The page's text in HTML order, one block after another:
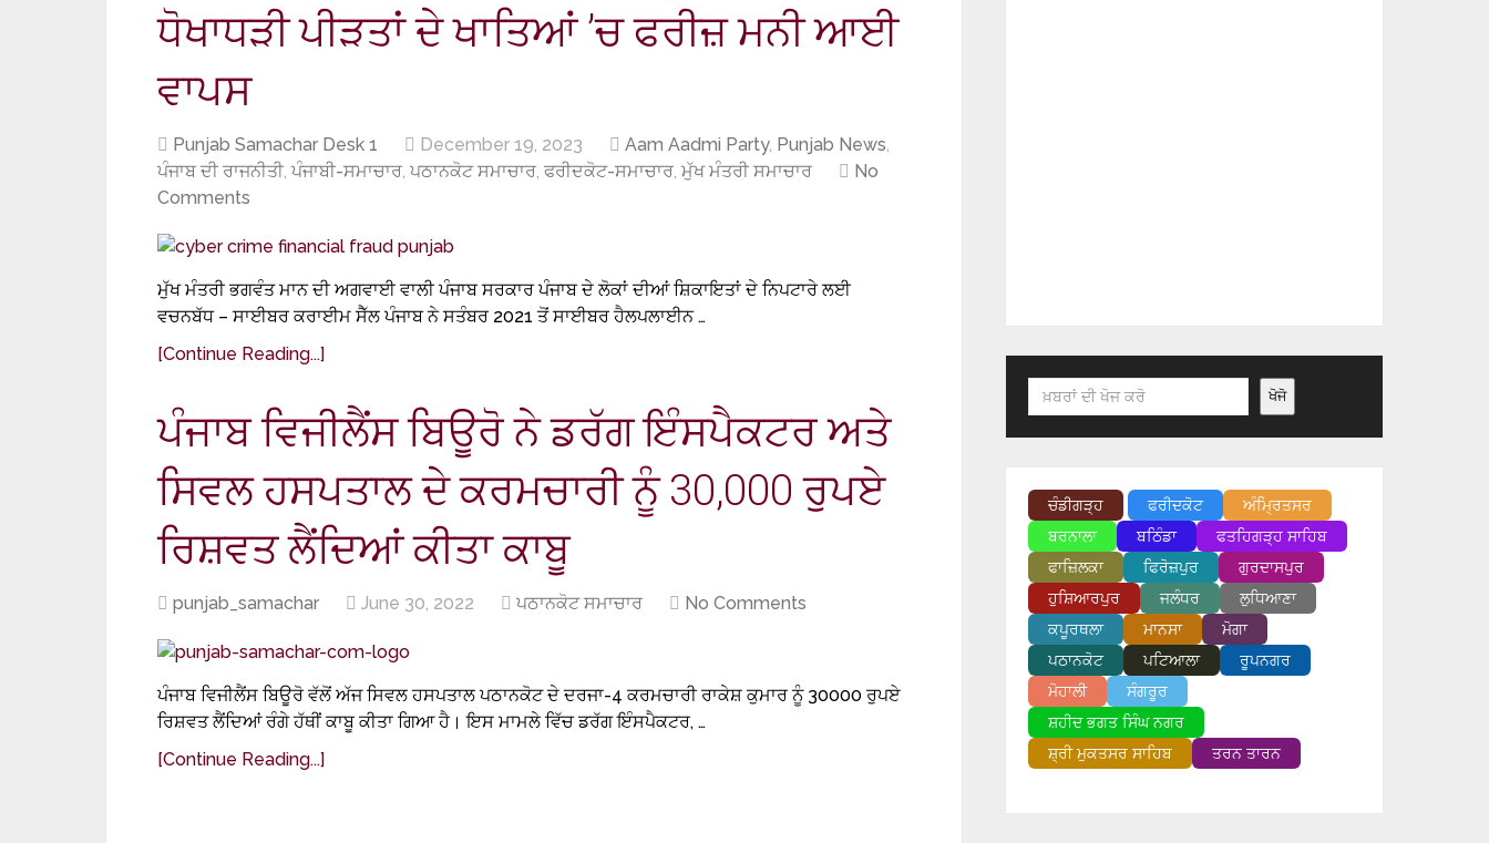
ਧੋਖਾਧੜੀ ਪੀੜਤਾਂ ਦੇ ਖਾਤਿਆਂ ’ਚ ਫਰੀਜ਼ ਮਨੀ ਆਈ
ਵਾਪਸ
Punjab Samachar Desk 1 December 19, 2023 Aam Aadmi Party, Punjab News,
ਪੰਜਾਬ ਦੀ ਰਾਜਨੀਤੀ, ਪੰਜਾਬੀ-ਸਮਾਚਾਰ, ਪਠਾਨਕੋਟ ਸਮਾਚਾਰ, ਫਰੀਦਕੋਟ-ਸਮਾਚਾਰ, ਮੁੱਖ ਮੰਤਰੀ ਸਮਾਚਾਰ
No
Comments
ਮੁੱਖ ਮੰਤਰੀ ਭਗਵੰਤ ਮਾਨ ਦੀ ਅਗਵਾਈ ਵਾਲੀ ਪੰਜਾਬ ਸਰਕਾਰ ਪੰਜਾਬ ਦੇ ਲੋਕਾਂ ਦੀਆਂ ਸ਼ਿਕਾਇਤਾਂ ਦੇ ਨਿਪਟਾਰੇ ਲਈ
ਵਚਨਬੱਧ – ਸਾਈਬਰ ਕਰਾਈਮ ਸੈੱਲ ਪੰਜਾਬ ਨੇ ਸਤੰਬਰ 2021 ਤੋਂ ਸਾਈਬਰ ਹੈਲਪਲਾਈਨ …
[Continue Reading...]
ਪੰਜਾਬ ਵਿਜੀਲੈਂਸ ਬਿਊਰੋ ਨੇ ਡਰੱਗ ਇੰਸਪੈਕਟਰ ਅਤੇ
ਸਿਵਲ ਹਸਪਤਾਲ ਦੇ ਕਰਮਚਾਰੀ ਨੂੰ 30,000 ਰੁਪਏ
ਰਿਸ਼ਵਤ ਲੈਂਦਿਆਂ ਕੀਤਾ ਕਾਬੂ
punjab_samachar June 30, 2022 ਪਠਾਨਕੋਟ ਸਮਾਚਾਰ No Comments
ਪੰਜਾਬ ਵਿਜੀਲੈਂਸ ਬਿਊਰੋ ਵੱਲੋਂ ਅੱਜ ਸਿਵਲ ਹਸਪਤਾਲ ਪਠਾਨਕੋਟ ਦੇ ਦਰਜਾ-4 ਕਰਮਚਾਰੀ ਰਾਕੇਸ਼ ਕੁਮਾਰ ਨੂੰ 30000 ਰੁਪਏ
ਰਿਸ਼ਵਤ ਲੈਂਦਿਆਂ ਰੰਗੇ ਹੱਥੀਂ ਕਾਬੂ ਕੀਤਾ ਗਿਆ ਹੈ। ਇਸ ਮਾਮਲੇ ਵਿੱਚ ਡਰੱਗ ਇੰਸਪੈਕਟਰ, …
[Continue Reading...]
Search ਖੋਜੋ
ਚੰਡੀਗੜ੍ਹ ਫਰੀਦਕੋਟ
ਅੰਮ੍ਰਿਤਸਰ
ਬਰਨਾਲਾ
ਬਠਿੰਡਾ
ਫਤਹਿਗੜ੍ਹ ਸਾਹਿਬ
ਫਾਜ਼ਿਲਕਾ
ਫਿਰੋਜ਼ਪੁਰ
ਗੁਰਦਾਸਪੁਰ
ਹੁਸ਼ਿਆਰਪੁਰ
ਜਲੰਧਰ
ਲੁਧਿਆਣਾ
ਕਪੂਰਥਲਾ
ਮਾਨਸਾ
ਮੋਗਾ
ਪਠਾਨਕੋਟ
ਪਟਿਆਲਾ
ਰੂਪਨਗਰ
ਮੋਹਾਲੀ
ਸੰਗਰੂਰ
ਸ਼ਹੀਦ ਭਗਤ ਸਿੰਘ ਨਗਰ
ਸ਼੍ਰੀ ਮੁਕਤਸਰ ਸਾਹਿਬ
ਤਰਨ ਤਾਰਨ